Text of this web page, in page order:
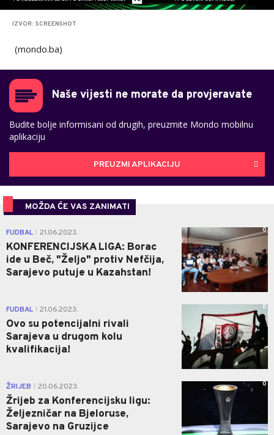
IZVOR: SCREENSHOT
(mondo.ba)
Naše vijesti ne morate da provjeravate
Budite bolje informisani od drugih, preuzmite Mondo mobilnu
aplikaciju
PREUZMI APLIKACIJU
MOŽDA ĆE VAS ZANIMATI
FUDBAL 21.06.2023.
KONFERENCIJSKA LIGA: Borac
ide u Beč, "Željo" protiv Nefčija,
Sarajevo putuje u Kazahstan!
0
FUDBAL 21.06.2023.
Ovo su potencijalni rivali
Sarajeva u drugom kolu
kvalifikacija!
0
ŽRIJEB 20.06.2023.
Žrijeb za Konferencijsku ligu:
Željezničar na Bjeloruse,
Sarajevo na Gruzijce
0